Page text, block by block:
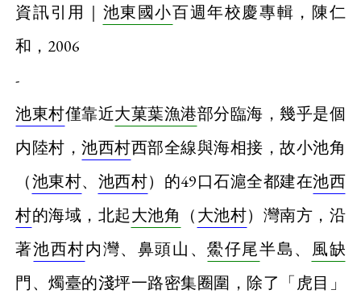
資訊引用｜ 池東國小百週年校慶專輯，陳仁
和，2006
-
池東村僅靠近大菓葉漁港部分臨海，幾乎是個
内陸村，池西村西部全線與海相接，故小池角
（池東村、 池西村）的49口石滬全都建在池西
村的海域，北起大池角 （大池村）灣南方，沿
著池西村内灣、鼻頭山、鱟仔尾半島、 風缺
門、燭臺的淺坪一路密集圈圍，除了「虎目」